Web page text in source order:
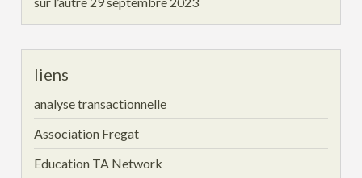
liens
analyse transactionnelle
Association Fregat
Education TA Network